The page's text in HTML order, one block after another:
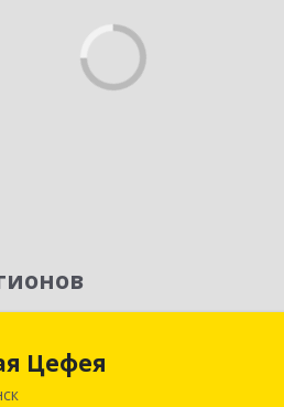
Цефея
Смоленская обл, Смоленск г,